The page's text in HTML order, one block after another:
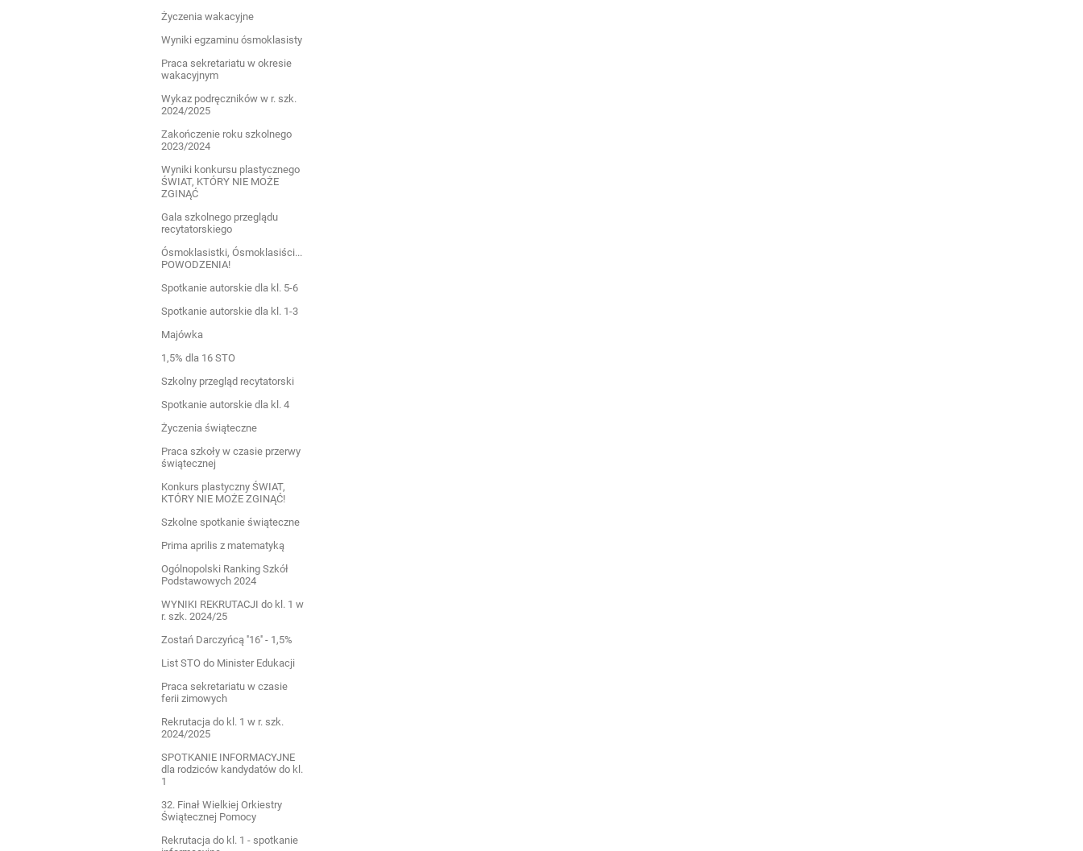
Życzenia wakacyjne
Wyniki egzaminu ósmoklasisty
Praca sekretariatu w okresie
wakacyjnym
Wykaz podręczników w r. szk.
2024/2025
Zakończenie roku szkolnego
2023/2024
Wyniki konkursu plastycznego
ŚWIAT, KTÓRY NIE MOŻE
ZGINĄĆ
Gala szkolnego przeglądu
recytatorskiego
Ósmoklasistki, Ósmoklasiści...
POWODZENIA!
Spotkanie autorskie dla kl. 5-6
Spotkanie autorskie dla kl. 1-3
Majówka
1,5% dla 16 STO
Szkolny przegląd recytatorski
Spotkanie autorskie dla kl. 4
Życzenia świąteczne
Praca szkoły w czasie przerwy
świątecznej
Konkurs plastyczny ŚWIAT,
KTÓRY NIE MOŻE ZGINĄĆ!
Szkolne spotkanie świąteczne
Prima aprilis z matematyką
Ogólnopolski Ranking Szkół
Podstawowych 2024
WYNIKI REKRUTACJI do kl. 1 w
r. szk. 2024/25
Zostań Darczyńcą ''16'' - 1,5%
List STO do Minister Edukacji
Praca sekretariatu w czasie
ferii zimowych
Rekrutacja do kl. 1 w r. szk.
2024/2025
SPOTKANIE INFORMACYJNE
dla rodziców kandydatów do kl.
1
32. Finał Wielkiej Orkiestry
Świątecznej Pomocy
Rekrutacja do kl. 1 - spotkanie